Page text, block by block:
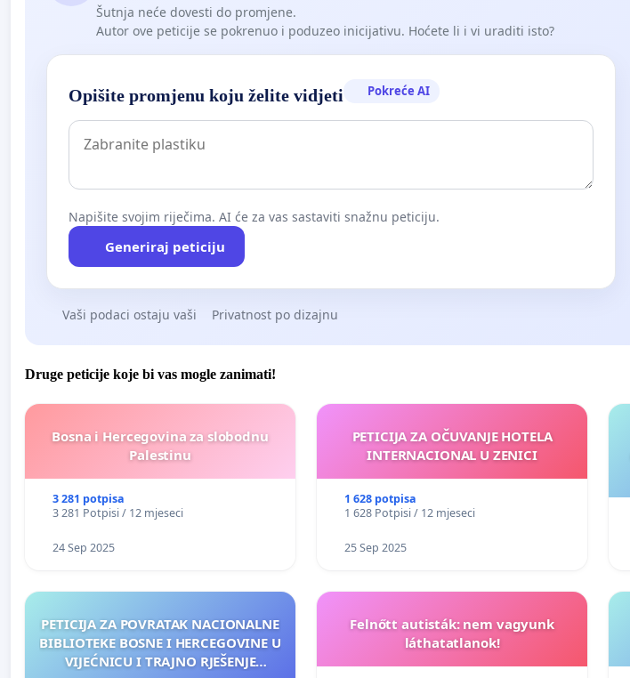
Šutnja neće dovesti do promjene.
Autor ove peticije se pokrenuo i poduzeo inicijativu. Hoćete li i vi uraditi isto?
Opišite promjenu koju želite vidjeti Pokreće AI
Napišite svojim riječima. AI će za vas sastaviti snažnu peticiju.
Generiraj peticiju
Vaši podaci ostaju vaši Privatnost po dizajnu
Druge peticije koje bi vas mogle zanimati!
Bosna i Hercegovina za slobodnu
Palestinu
3 281 potpisa
3 281 Potpisi / 12 mjeseci
24 Sep 2025
PETICIJA ZA OČUVANJE HOTELA
INTERNACIONAL U ZENICI
1 628 potpisa
1 628 Potpisi / 12 mjeseci
25 Sep 2025
PETICIJA ZA POVRATAK NACIONALNE
BIBLIOTEKE BOSNE I HERCEGOVINE U
VIJEĆNICU I TRAJNO RJEŠENJE
Felnőtt autisták: nem vagyunk
láthatatlanok!